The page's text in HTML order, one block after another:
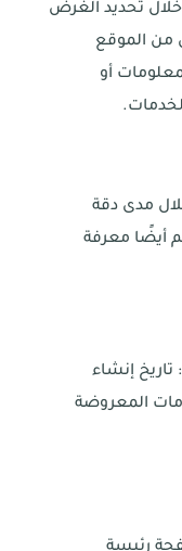
تحديد الغرض
من الموقع
أو
مدى دقة
أيضًا معرفة
إنشاء
المعروضة